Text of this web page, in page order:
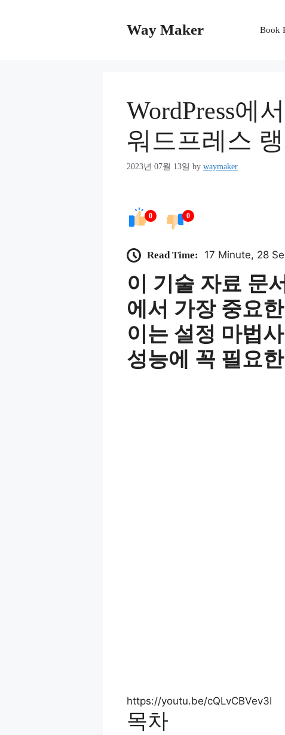
Way Maker Book
WordPress에
워드프레스
2023년 07월 13일 by waymaker
0 0
Read Time: 17 Minute, 28
이 기술 자료 문
에서 가장 중요
이는 설정 마법
성능에 꼭 필요
https://youtu.be/cQLvCBVev3I
목차